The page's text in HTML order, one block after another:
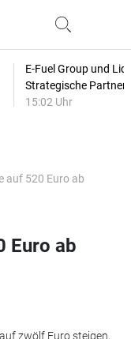
E-Fuel Group und
Strategische
15:02 Uhr
auf 520 Euro ab
Euro ab
zwölf Euro steigen,